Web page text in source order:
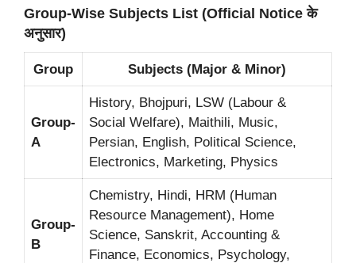
Group-Wise Subjects List (Official Notice के
अनुसार)
Group Subjects (Major & Minor)
Group-
A
History, Bhojpuri, LSW (Labour &
Social Welfare), Maithili, Music,
Persian, English, Political Science,
Electronics, Marketing, Physics
Group-
B
Chemistry, Hindi, HRM (Human
Resource Management), Home
Science, Sanskrit, Accounting &
Finance, Economics, Psychology,